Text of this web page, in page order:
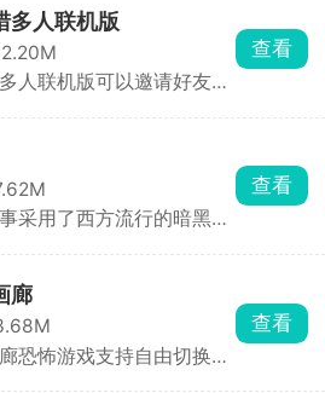
负一项危险重重的秘密任
暗压抑的场景中，时刻保
翼翼地躲避鬼屠夫的疯狂
击，同时在错综复杂的环
多人联机版
人联机版可以邀请好友，
名好友需要扮演大脚怪，
人，在丛林里开启紧张刺
，一边探索一边搜集资
的武器去狩猎凶猛的大脚
他。
查看
采用了西方流行的暗黑童
的动物形象，诡异的事情
发生了，作为大侦探的你
每一处角落，不放过任何
集证据，解开各种细思极
查看
廊
恐怖游戏支持自由切换不
查看